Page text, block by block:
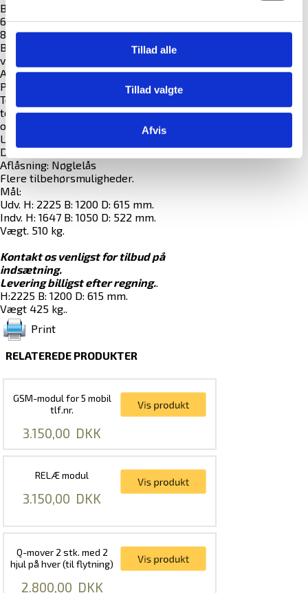
Tillad alle
Tillad valgte
Afvis
Brandsikkert skab til litium-ion batterier.
6 stk. flytbare hylder, 6 strømskinner med
8 udtag i hver.
Brandalarm med røgdetektor og
varmecensor.
Automatisk aerosol-slukningssystem (Fire
Pro)
Teknisk ventilation for at holde
temperaturen i skabet nede under
opladning.
Leveres med integreret sokkel.
Dobbelte døre.
Aflåsning: Nøglelås
Flere tilbehørsmuligheder.
Mål:
Udv. H: 2225 B: 1200 D: 615 mm.
Indv. H: 1647 B: 1050 D: 522 mm.
Vægt. 510 kg.
Kontakt os venligst for tilbud på
indsætning.
Levering billigst efter regning..
H:2225 B: 1200 D: 615 mm.
Vægt 425 kg..
Print
RELATEREDE PRODUKTER
GSM-modul for 5 mobil
tlf.nr.
3.150,00 DKK
RELÆ modul
3.150,00 DKK
Q-mover 2 stk. med 2
hjul på hver (til flytning)
2.800,00 DKK